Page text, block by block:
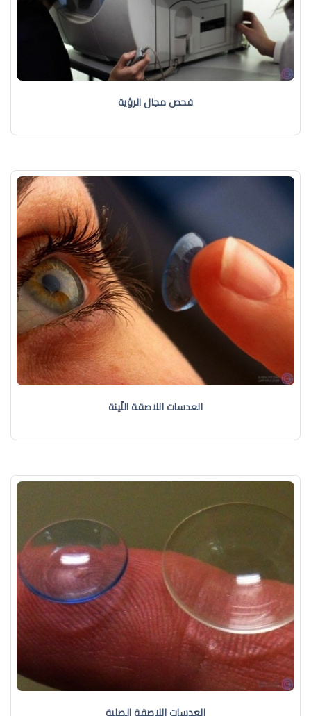
فحص مجال الرؤية
العدسات اللاصقة اللّينة
العدسات اللاصقة الصلبة